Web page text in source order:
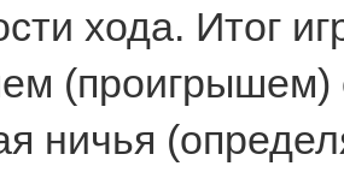
хода. Итог
(проигрышем)
ничья